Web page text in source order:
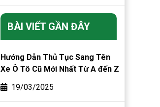
BÀI VIẾT GẦN ĐÂY
Hướng Dẫn Thủ Tục Sang Tên
Xe Ô Tô Cũ Mới Nhất Từ A đến Z
19/03/2025